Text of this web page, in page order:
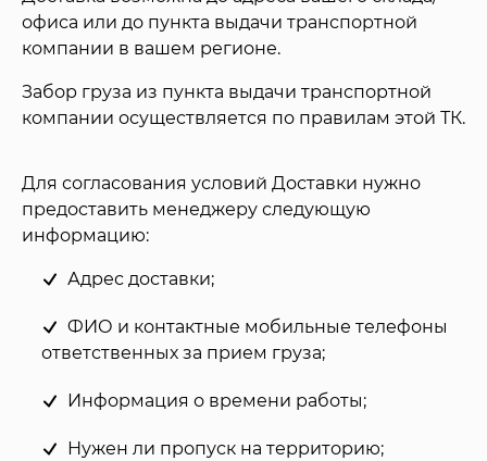
офиса или до пункта выдачи транспортной
компании в вашем регионе.
Забор груза из пункта выдачи транспортной
компании осуществляется по правилам этой ТК.
Для согласования условий Доставки нужно
предоставить менеджеру следующую
информацию:
Адрес доставки;
ФИО и контактные мобильные телефоны
ответственных за прием груза;
Информация о времени работы;
Нужен ли пропуск на территорию;